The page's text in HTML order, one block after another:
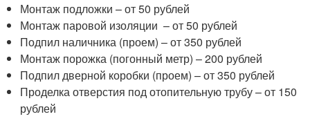
Монтаж подложки – от 50 рублей
Монтаж паровой изоляции – от 50 рублей
Подпил наличника (проем) – от 350 рублей
Монтаж порожка (погонный метр) – 200 рублей
Подпил дверной коробки (проем) – от 350 рублей
Проделка отверстия под отопительную трубу – от 150
рублей